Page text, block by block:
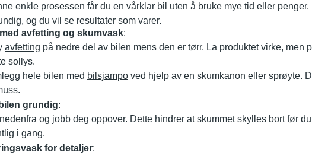
enkle prosessen får du en vårklar bil uten å bruke mye tid eller penger.
og du vil se resultater som varer.
avfetting og skumvask:
avfetting på nedre del av bilen mens den er tørr. La produktet virke, men
sollys.
hele bilen med bilsjampo ved hjelp av en skumkanon eller sprøyte.
grundig:
og jobb deg oppover. Dette hindrer at skummet skylles bort før
i gang.
for detaljer: